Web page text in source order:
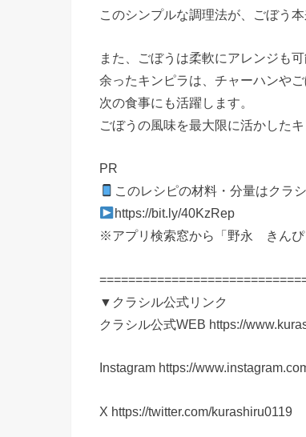
このシンプルな調理法が、ごぼう
また、ごぼうは柔軟にアレンジも可
余ったキンピラは、チャーハンや
次の食事にも活躍します。
ごぼうの風味を最大限に活かした
PR
このレシピの材料・分量はクラ
https://bit.ly/40KzRep
※アプリ検索窓から「野永 きんぴ
▼クラシル公式リンク
クラシル公式WEB https://
Instagram https://
X https://twitter.com/kurashiru0119